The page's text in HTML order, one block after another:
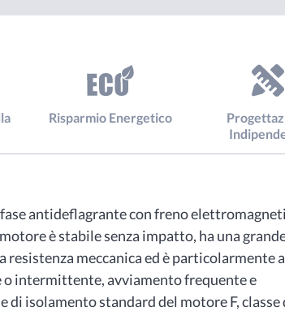
Risparmio Energetico
antideflagrante con freno
è stabile senza impatto, ha una
resistenza meccanica ed è particolarmente
intermittente, avviamento frequente e
di isolamento standard del motore F, classe